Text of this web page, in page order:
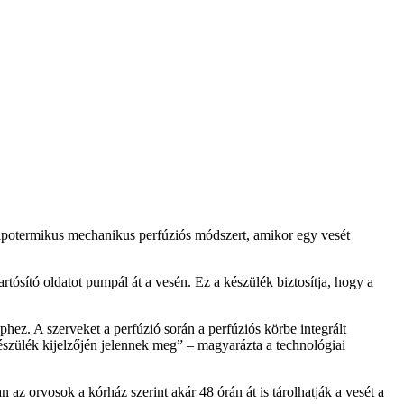
mechanikus perfúziós módszert, amikor egy vesét
oldatot pumpál át a vesén. Ez a készülék biztosítja, hogy a
A szerveket a perfúzió során a perfúziós körbe integrált
kijelzőjén jelennek meg” – magyarázta a technológiai
orvosok a kórház szerint akár 48 órán át is tárolhatják a vesét a